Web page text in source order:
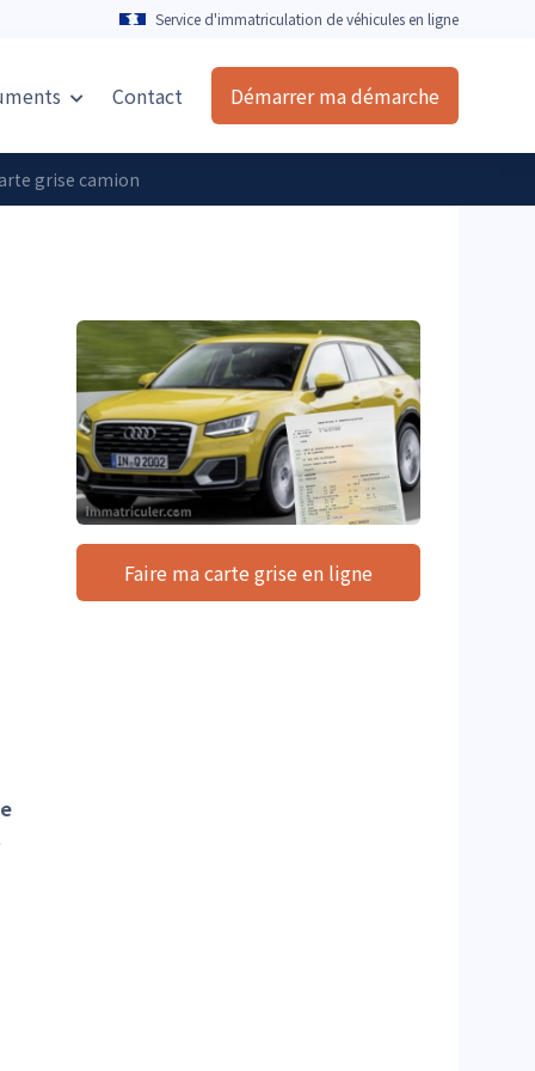
Service d'immatriculation de véhicules en ligne
Contact Démarrer ma démarche
grise camion
Faire ma carte grise en ligne